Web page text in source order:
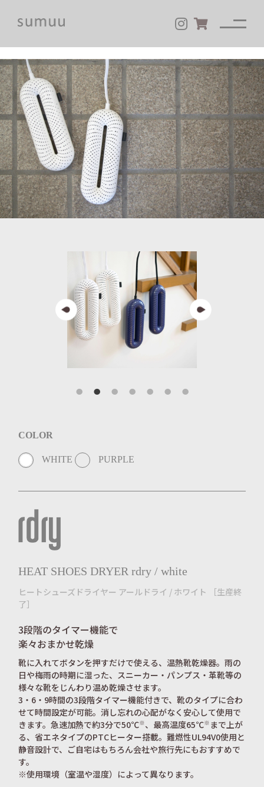
HEAT SHOES DRYER rdry / white
ヒートシューズドライヤー アールドライ / ホワイト ［生産終
了］
3段階のタイマー機能で
楽々おまかせ乾燥
靴に入れてボタンを押すだけで使える、温熱靴乾燥器。雨の
日や梅雨の時期に湿った、スニーカー・パンプス・革靴等の
様々な靴をじんわり温め乾燥させます。
3・6・9時間の3段階タイマー機能付きで、靴のタイプに合わ
せて時間設定が可能。消し忘れの心配がなく安心して使用で
きます。急速加熱で約3分で50℃※、最高温度65℃※ まで上が
る、省エネタイプのPTCヒーター搭載。難燃性UL94V0使用と
静音設計で、ご自宅はもちろん会社や旅行先にもおすすめで
す。
※使用環境（室温や湿度）によって異なります。
COLOR
WHITE PURPLE